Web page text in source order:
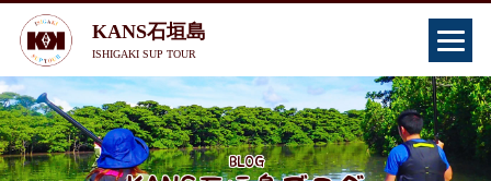
KANS石垣島
ISHIGAKI SUP TOUR